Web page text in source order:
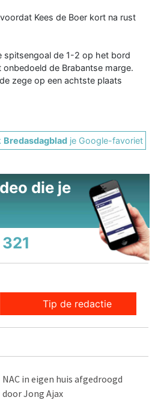
Kees de Boer kort na rust
spitsengoal de 1-2 op het bord
de Brabantse marge.
zege op een achtste plaats
Bredasdagblad je Google-favoriet
die je
Tip de redactie
NAC in eigen huis afgedroogd
door Jong Ajax